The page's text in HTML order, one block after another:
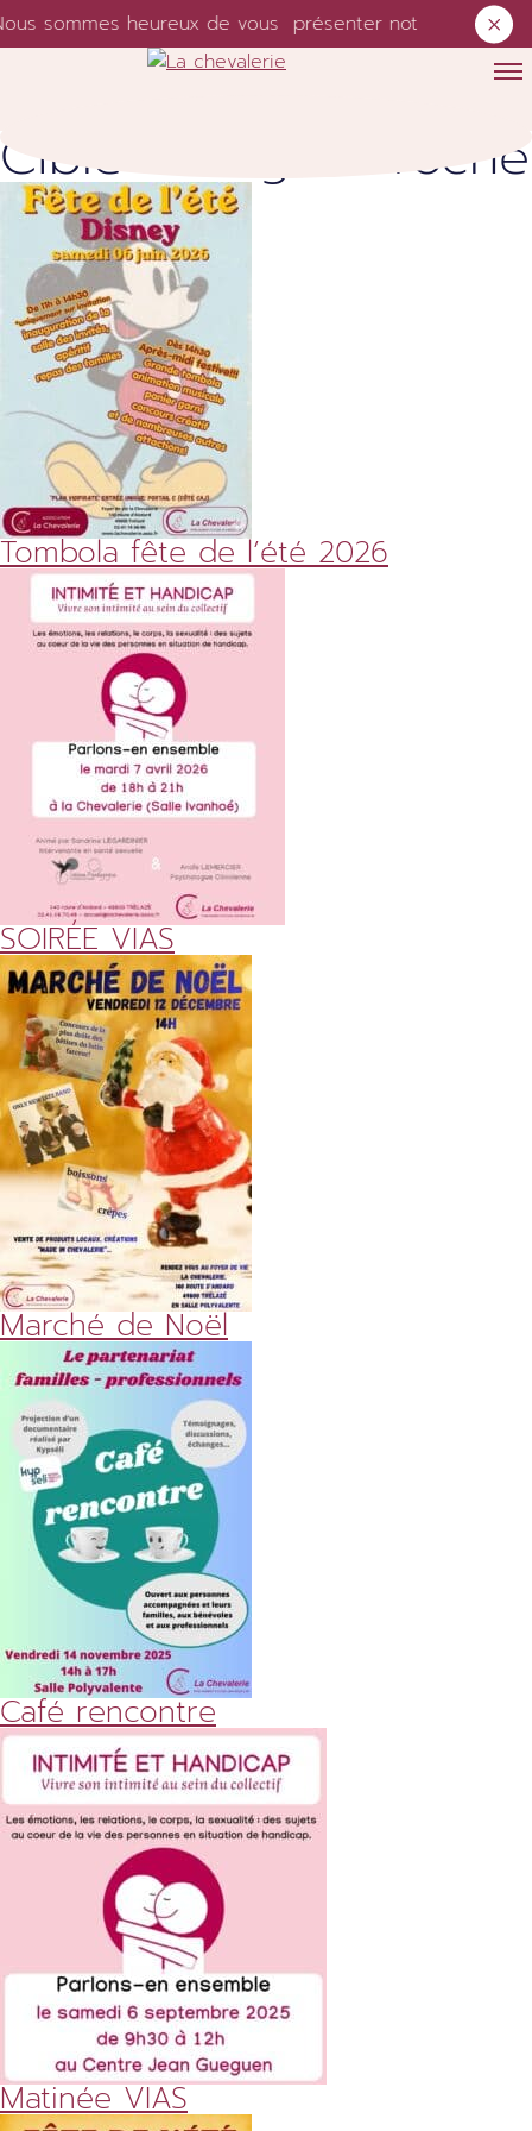
Skip to content
sommes heureux de vous présenter notre nouveau
Cible : Usager/Proche
Tombola fête de l’été 2026
SOIRÉE VIAS
Marché de Noël
Café rencontre
Matinée VIAS